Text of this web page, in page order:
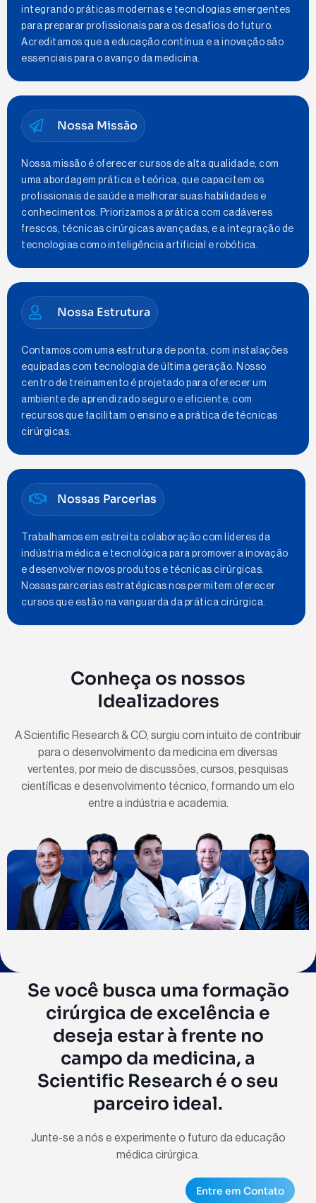
integrando práticas modernas e tecnologias emergentes
para preparar profissionais para os desafios do futuro.
Acreditamos que a educação contínua e a inovação são
essenciais para o avanço da medicina.
Nossa Missão
Nossa missão é oferecer cursos de alta qualidade, com
uma abordagem prática e teórica, que capacitem os
profissionais de saúde a melhorar suas habilidades e
conhecimentos. Priorizamos a prática com cadáveres
frescos, técnicas cirúrgicas avançadas, e a integração de
tecnologias como inteligência artificial e robótica.
Nossa Estrutura
Contamos com uma estrutura de ponta, com instalações
equipadas com tecnologia de última geração. Nosso
centro de treinamento é projetado para oferecer um
ambiente de aprendizado seguro e eficiente, com
recursos que facilitam o ensino e a prática de técnicas
cirúrgicas.
Nossas Parcerias
Trabalhamos em estreita colaboração com líderes da
indústria médica e tecnológica para promover a inovação
e desenvolver novos produtos e técnicas cirúrgicas.
Nossas parcerias estratégicas nos permitem oferecer
cursos que estão na vanguarda da prática cirúrgica.
Conheça os nossos
Idealizadores
A Scientific Research & CO, surgiu com intuito de contribuir
para o desenvolvimento da medicina em diversas
vertentes, por meio de discussões, cursos, pesquisas
científicas e desenvolvimento técnico, formando um elo
entre a indústria e academia.
Se você busca uma formação
cirúrgica de excelência e
deseja estar à frente no
campo da medicina, a
Scientific Research é o seu
parceiro ideal.
Junte-se a nós e experimente o futuro da educação
médica cirúrgica.
Entre em Contato